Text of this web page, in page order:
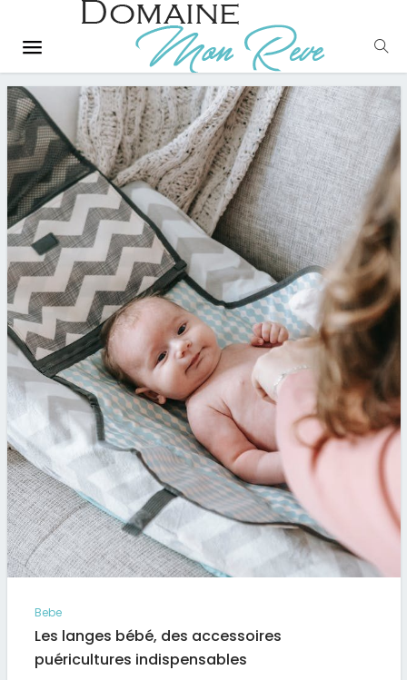
Bebe
Les langes bébé, des accessoires
puéricultures indispensables